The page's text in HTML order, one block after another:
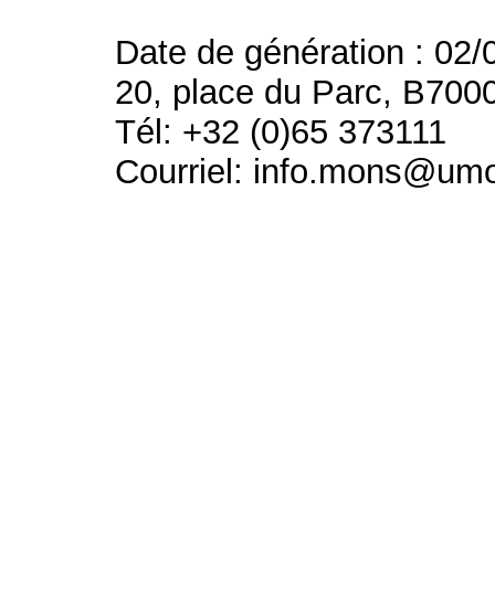
Date de génération : 02/
20, place du Parc,
Tél: +32 (0)65 373111
Courriel: